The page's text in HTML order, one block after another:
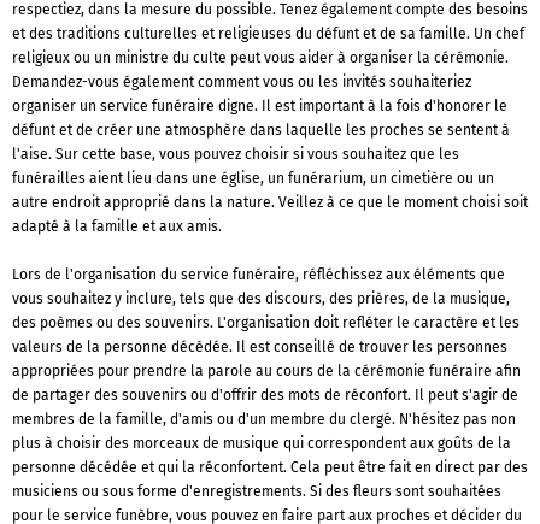
respectiez, dans la mesure du possible. Tenez également compte des besoins
et des traditions culturelles et religieuses du défunt et de sa famille. Un chef
religieux ou un ministre du culte peut vous aider à organiser la cérémonie.
Demandez-vous également comment vous ou les invités souhaiteriez
organiser un service funéraire digne. Il est important à la fois d'honorer le
défunt et de créer une atmosphère dans laquelle les proches se sentent à
l'aise. Sur cette base, vous pouvez choisir si vous souhaitez que les
funérailles aient lieu dans une église, un funérarium, un cimetière ou un
autre endroit approprié dans la nature. Veillez à ce que le moment choisi soit
adapté à la famille et aux amis.
Lors de l'organisation du service funéraire, réfléchissez aux éléments que
vous souhaitez y inclure, tels que des discours, des prières, de la musique,
des poèmes ou des souvenirs. L'organisation doit refléter le caractère et les
valeurs de la personne décédée. Il est conseillé de trouver les personnes
appropriées pour prendre la parole au cours de la cérémonie funéraire afin
de partager des souvenirs ou d'offrir des mots de réconfort. Il peut s'agir de
membres de la famille, d'amis ou d'un membre du clergé. N'hésitez pas non
plus à choisir des morceaux de musique qui correspondent aux goûts de la
personne décédée et qui la réconfortent. Cela peut être fait en direct par des
musiciens ou sous forme d'enregistrements. Si des fleurs sont souhaitées
pour le service funèbre, vous pouvez en faire part aux proches et décider du